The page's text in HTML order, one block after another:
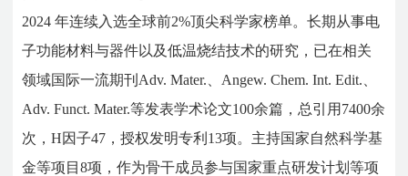
2024 年连续入选全球前2%顶尖科学家榜单。长期从事电
子功能材料与器件以及低温烧结技术的研究，已在相关
领域国际一流期刊Adv. Mater.、Angew. Chem. Int. Edit.、
Adv. Funct. Mater.等发表学术论文100余篇，总引用7400余
次，H因子47，授权发明专利13项。主持国家自然科学基
金等项目8项，作为骨干成员参与国家重点研发计划等项